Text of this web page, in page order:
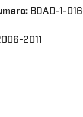
BDAD-1-
2011